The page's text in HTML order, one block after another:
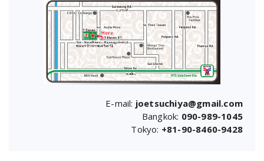
E-mail: joetsuchiya@gmail.com
Bangkok: 090-989-1045
Tokyo: +81-90-8460-9428